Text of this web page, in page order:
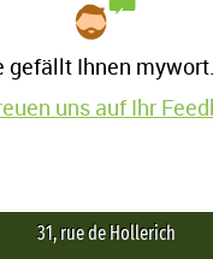
gefällt Ihnen
uns auf Ihr
31, rue de Hollerich